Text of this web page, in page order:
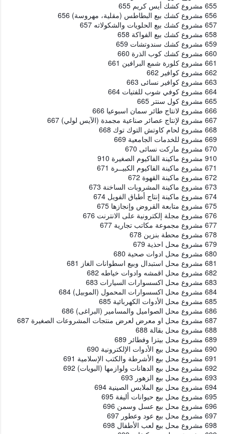
655 مشروع كشك أيس كريم 655
656 مشروع كشك بيع البطاطس (مقلية، مهروسة) 656
657 مشروع كشك بيع الحلويات والشكولاته 657
658 مشروع كشك بيع الفواكة 658
659 مشروع كشك سندوتشات 659
660 مشروع كشك كوب الذرة 660
661 مشروع كلورة شمع البرافين 661
662 مشروع كوافير 662
663 مشروع كوافير نسائى 663
664 مشروع كوفي شوب للفتيات 664
665 مشروع كول سنتر 665
666 مشروع لانتاج طائر سمان اسبوعيا 666
667 مشروع لإنتاج عصائر صناعية مجمدة (الآيس لولي) 667
668 مشروع لحام كاوتش التوك توك 668
669 مشروع للخدمات الجامعية 669
670 مشروع ماركت نسائى 670
910 مشروع ماكينة الفاكيوم الصغيرة 910
671 مشروع ماكينة الفاكيوم الكبيــرة 671
672 مشروع ماكينة القهوة 672
673 مشروع ماكينة المشروبات الساخنة 673
674 مشروع ماكينة إنتاج أطباق الفويل 674
675 مشروع متابعة القروض وإنجازها 675
676 مشروع مجلة إلكترونية على الانترنت 676
677 مشروع مجموعة مكاتب تجارية 677
678 مشروع محطة بنزين 678
679 مشروع محل احذية 679
680 مشروع محل ادوات صحية 680
681 مشروع محل استبدال وبيع اسطوانات الغاز 681
682 مشروع محل اقمشه وادوات خياطه 682
683 مشروع محل اكسسوارات السيارات 683
684 مشروع محل اكسسوارات المحمول (الموبيل) 684
685 مشروع محل الأدوات الكهربائية 685
686 مشروع محل الصواميل والمسامير (البراغى) 686
687 مشروع محل او معرض لعرض منتجات المشروعات الصغيرة 687
688 مشروع محل بقالة 688
689 مشروع محل بيتزا وفطائر 689
690 مشروع محل بيع الأدوات الإلكترونية 690
691 مشروع محل بيع الأشرطة والكتب الإسلامية 691
692 مشروع محل بيع الدهانات ولوازمها (البويات) 692
693 مشروع محل بيع الزهور 693
694 مشروع محل بيع الملابس الصينية 694
695 مشروع محل بيع حيوانات أليفة 695
696 مشروع محل بيع عسل وسمن 696
697 مشروع محل بيع عود وعطور 697
698 مشروع محل بيع لعب الأطفال 698